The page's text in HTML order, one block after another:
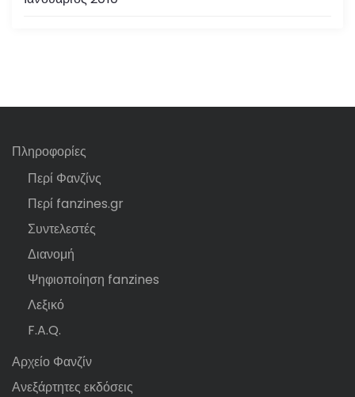
Πληροφορίες
Περί Φανζίνς
Περί fanzines.gr
Συντελεστές
Διανομή
Ψηφιοποίηση fanzines
Λεξικό
F.A.Q.
Αρχείο Φανζίν
Ανεξάρτητες εκδόσεις